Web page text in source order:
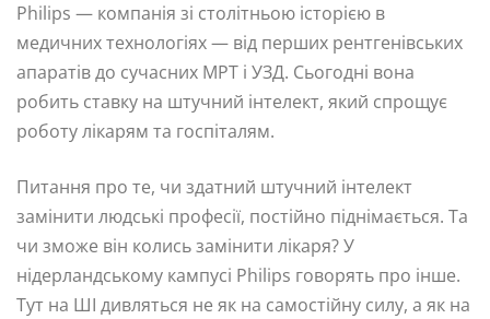
Philips — компанія зі столітньою історією в
медичних технологіях — від перших рентгенівських
апаратів до сучасних МРТ і УЗД. Сьогодні вона
робить ставку на штучний інтелект, який спрощує
роботу лікарям та госпіталям.
Питання про те, чи здатний штучний інтелект
замінити людські професії, постійно піднімається. Та
чи зможе він колись замінити лікаря? У
нідерландському кампусі Philips говорять про інше.
Тут на ШІ дивляться не як на самостійну силу, а як на